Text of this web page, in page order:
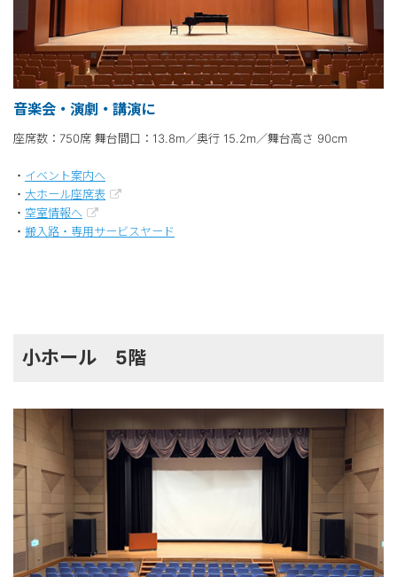
音楽会・演劇・講演に
座席数：750席 舞台間口：13.8m／奥行 15.2m／舞台高さ 90cm
・ イベント案内へ
・ 大ホール座席表
・ 空室情報へ
・ 搬入路・専用サービスヤード
小ホール 5階